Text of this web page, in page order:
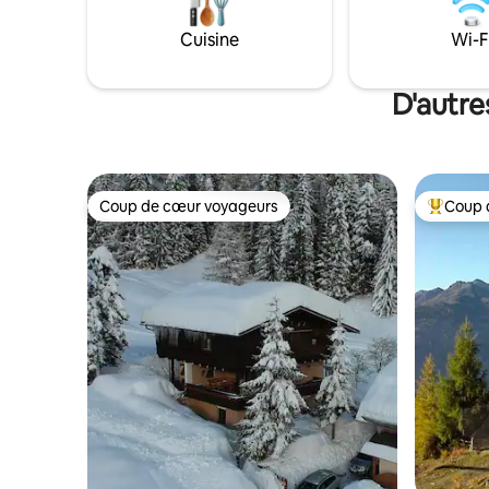
bottes de randonnée, partez à
l'aventure, et à la fin, profitez du combo
Cuisine Wi-
Coup de cœur voyageurs
Coup de cœur voyageurs Coup
Coup